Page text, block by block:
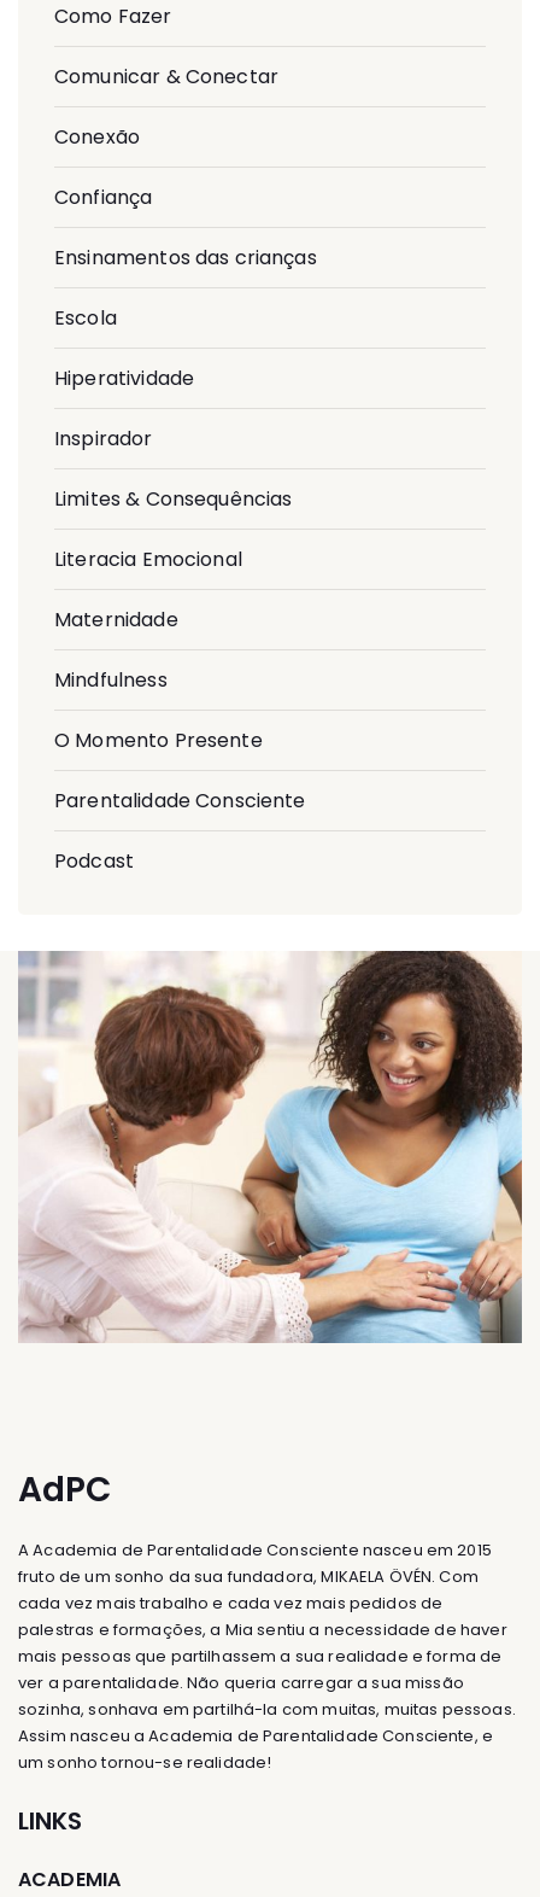
Como Fazer
Comunicar & Conectar
Conexão
Confiança
Ensinamentos das crianças
Escola
Hiperatividade
Inspirador
Limites & Consequências
Literacia Emocional
Maternidade
Mindfulness
O Momento Presente
Parentalidade Consciente
Podcast
AdPC
A Academia de Parentalidade Consciente nasceu em 2015
fruto de um sonho da sua fundadora, MIKAELA ÖVÉN. Com
cada vez mais trabalho e cada vez mais pedidos de
palestras e formações, a Mia sentiu a necessidade de haver
mais pessoas que partilhassem a sua realidade e forma de
ver a parentalidade. Não queria carregar a sua missão
sozinha, sonhava em partilhá-la com muitas, muitas pessoas.
Assim nasceu a Academia de Parentalidade Consciente, e
um sonho tornou-se realidade!
LINKS
ACADEMIA